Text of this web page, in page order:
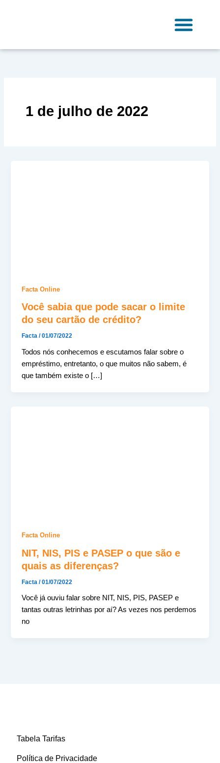
1 de julho de 2022
Facta Online
Você sabia que pode sacar o limite
do seu cartão de crédito?
Facta/01/07/2022
Todos nós conhecemos e escutamos falar sobre o
empréstimo, entretanto, o que muitos não sabem, é
que também existe o […]
Facta Online
NIT, NIS, PIS e PASEP o que são e
quais as diferenças?
Facta/01/07/2022
Você já ouviu falar sobre NIT, NIS, PIS, PASEP e
tantas outras letrinhas por aí? As vezes nos perdemos
no
Tabela Tarifas
Política de Privacidade